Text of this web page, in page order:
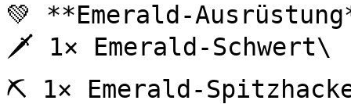
💚 **Emerald-
🗡️ 1× Emerald-Schwert\
⛏️ 1× Emerald-